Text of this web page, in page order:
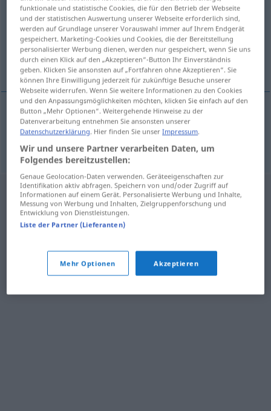
Übersicht aller Übersetzungen
(Für mehr Details die Übersetzung anklicken/antippen)
Zyklus
Zyklusm cyklus
funktionale und statistische Cookies, die für den Betrieb der Webseite
und der statistischen Auswertung unserer Webseite erforderlich sind,
werden auf Grundlage unserer Vorauswahl immer auf Ihrem Endgerät
gespeichert. Marketing-Cookies und Cookies, die der Bereitstellung
personalisierter Werbung dienen, werden nur gespeichert, wenn Sie uns
durch einen Klick auf den „Akzeptieren“-Button Ihr Einverständnis
geben. Klicken Sie ansonsten auf „Fortfahren ohne Akzeptieren“. Sie
können Ihre Einwilligung jederzeit für zukünftige Besuche unserer
Webseite widerrufen. Wenn Sie weitere Informationen zu den Cookies
und den Anpassungsmöglichkeiten möchten, klicken Sie einfach auf den
Button „Mehr Optionen“. Weitergehende Hinweise zu der
Datenverarbeitung entnehmen Sie ansonsten unserer
Datenschutzerklärung . Hier finden Sie unserImpressum
Wir und unsere Partner verarbeiten Daten, um
Folgendes bereitzustellen:
Genaue Geolocation-Daten verwenden. Geräteeigenschaften zur
Identifikation aktiv abfragen. Speichern von und/oder Zugriff auf
Informationen auf einem Gerät. Personalisierte Werbung und Inhalte,
Messung von Werbung und Inhalten, Zielgruppenforschung und
Entwicklung von Dienstleistungen.
Liste der Partner (Lieferanten)
Mehr Optionen Akzeptieren